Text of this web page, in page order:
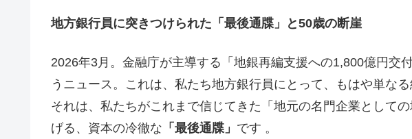
地方銀行員に突きつけられた「最後通牒」と50歳の断崖
2026年3月。金融庁が主導する「地銀再編支援への1,800億円交
うニュース。これは、私たち地方銀行員にとって、もはや単な
それは、私たちがこれまで信じてきた「地元の名門企業として
げる、資本の冷徹な 「最後通牒」 です 。